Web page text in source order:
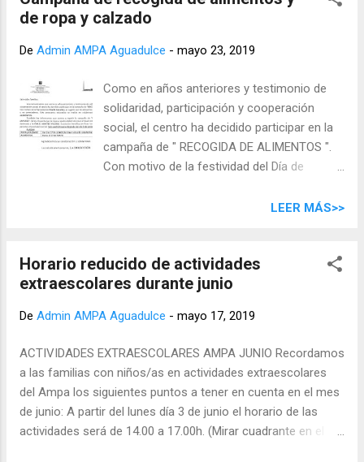
de ropa y calzado
De Admin AMPA Aguadulce - mayo 23, 2019
Como en años anteriores y testimonio de
solidaridad, participación y cooperación
social, el centro ha decidido participar en la
campaña de " RECOGIDA DE ALIMENTOS ".
Con motivo de la festividad del Día de
típicos de Canarias y no perecederos. Esta
También les informamos que vamos a
repetir la campaña de " RECOGIDA DE ROPA
zapatos deben estar en buen estado. Esta
VILLENA . Asociación benéfica sin fines
lucrativos que trabaja con personas en
exclusión social. Sólo podrá traerse después
del día 3 de junio. Plazos: ROPA Y CALZADO:
Del 3 al 17 de JUNIO (No traer antes de esta
LEER MÁS>>
Horario reducido de actividades
extraescolares durante junio
De Admin AMPA Aguadulce - mayo 17, 2019
ACTIVIDADES EXTRAESCOLARES AMPA JUNIO Recordamos
a las familias con niños/as en actividades extraescolares
del Ampa los siguientes puntos a tener en cuenta en el mes
de junio: A partir del lunes día 3 de junio el horario de las
actividades será de 14.00 a 17.00h. (Mirar cuadrante en el